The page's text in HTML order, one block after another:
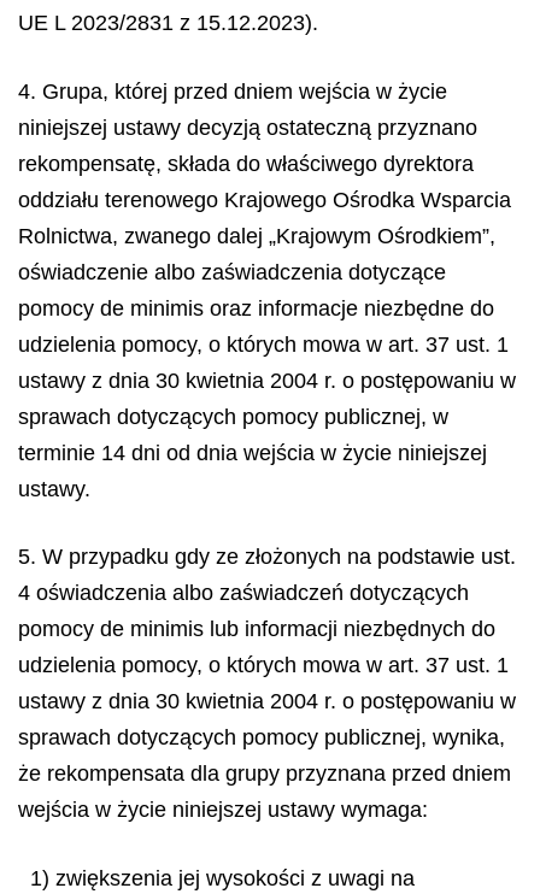
UE L 2023/2831 z 15.12.2023).
4. Grupa, której przed dniem wejścia w życie
niniejszej ustawy decyzją ostateczną przyznano
rekompensatę, składa do właściwego dyrektora
oddziału terenowego Krajowego Ośrodka Wsparcia
Rolnictwa, zwanego dalej „Krajowym Ośrodkiem”,
oświadczenie albo zaświadczenia dotyczące
pomocy de minimis oraz informacje niezbędne do
udzielenia pomocy, o których mowa w art. 37 ust. 1
ustawy z dnia 30 kwietnia 2004 r. o postępowaniu w
sprawach dotyczących pomocy publicznej, w
terminie 14 dni od dnia wejścia w życie niniejszej
ustawy.
5. W przypadku gdy ze złożonych na podstawie ust.
4 oświadczenia albo zaświadczeń dotyczących
pomocy de minimis lub informacji niezbędnych do
udzielenia pomocy, o których mowa w art. 37 ust. 1
ustawy z dnia 30 kwietnia 2004 r. o postępowaniu w
sprawach dotyczących pomocy publicznej, wynika,
że rekompensata dla grupy przyznana przed dniem
wejścia w życie niniejszej ustawy wymaga:
1) zwiększenia jej wysokości z uwagi na